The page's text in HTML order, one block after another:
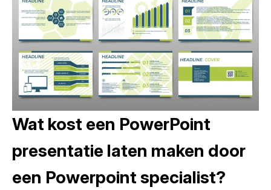
Wat kost een PowerPoint
presentatie laten maken door
een Powerpoint specialist?